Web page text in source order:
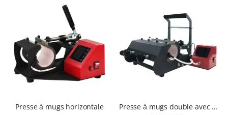
Presse à mugs horizontale Presse à mugs double avec éléments chauffants longs